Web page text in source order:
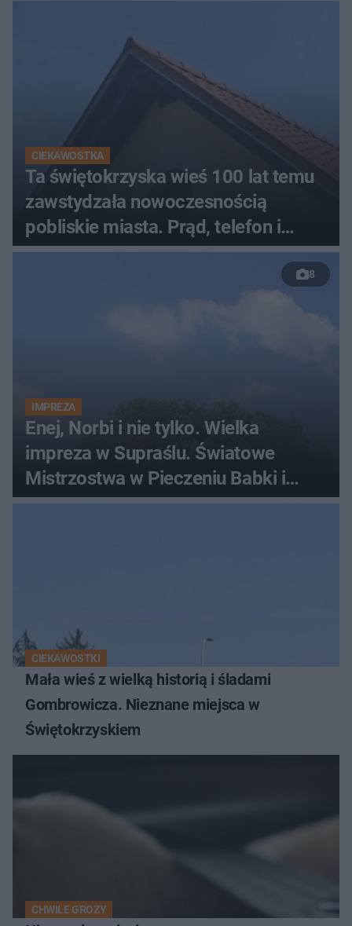
CIEKAWOSTKA
Ta świętokrzyska wieś 100 lat temu
zawstydzała nowoczesnością
pobliskie miasta. Prąd, telefon i
luksusowa auta
8
IMPREZA
Enej, Norbi i nie tylko. Wielka
impreza w Supraślu. Światowe
Mistrzostwa w Pieczeniu Babki i
Kiszki Ziemniaczanej
CIEKAWOSTKI
Mała wieś z wielką historią i śladami
Gombrowicza. Nieznane miejsca w
Świętokrzyskiem
CHWILE GROZY